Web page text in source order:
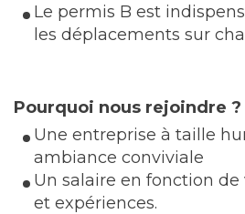
Le permis B est
les déplacements sur
Pourquoi nous rejoindre ?
Une entreprise à taille
ambiance conviviale
Un salaire en fonction
et expériences.